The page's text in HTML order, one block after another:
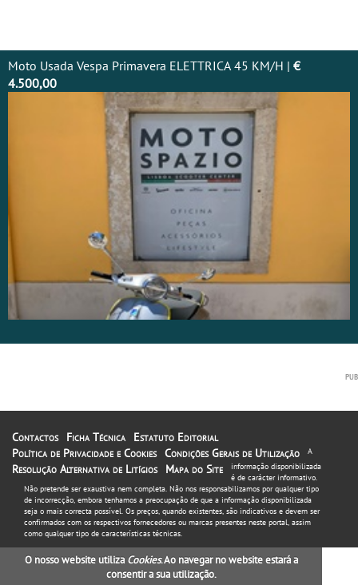
Moto Usada Vespa Primavera ELETTRICA 45 KM/H | €
4.500,00
Contactos Ficha Técnica
Estatuto Editorial
Política de Privacidade e Cookies Condições Gerais de Utilização
Resolução Alternativa de Litígios
Mapa do Site
A
informação disponibilizada
é de carácter informativo.
Não pretende ser exaustiva nem completa. Não nos responsabilizamos por qualquer tipo
de incorrecção, embora tenhamos a preocupação de que a informação disponibilizada
seja o mais correcta possível. Os preços, quando existentes, são indicativos e devem ser
confirmados com os respectivos fornecedores ou marcas presentes neste portal, assim
como qualquer tipo de características técnicas.
O nosso website utiliza Cookies. Ao navegar no website estará a
consentir a sua utilização.